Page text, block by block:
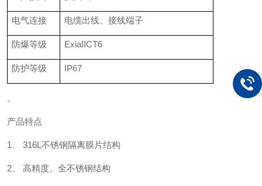
电气连接 电缆出线、接线端子
防爆等级 ExiaIICT6
防护等级 IP67
。
产品特点
1、 316L不锈钢隔离膜片结构
2、 高精度、全不锈钢结构